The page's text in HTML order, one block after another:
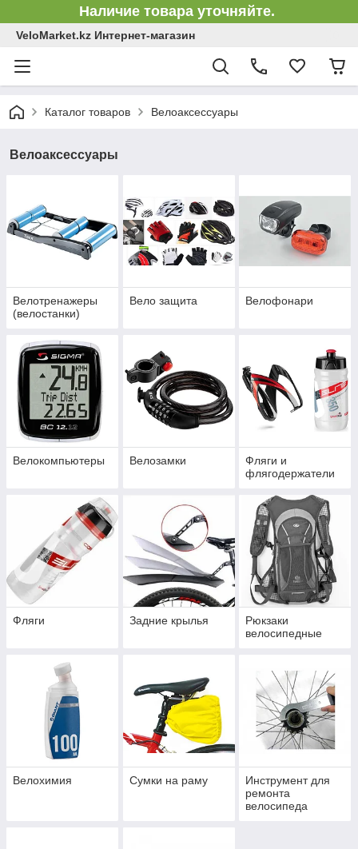
Наличие товара уточняйте.
VeloMarket.kz Интернет-магазин
Каталог товаров Велоаксессуары
Велоаксессуары
Велотренажеры
(велостанки)
Вело защита Велофонари
Велокомпьютеры Велозамки
Фляги и
флягодержатели
Фляги Задние крылья
Рюкзаки
велосипедные
Велохимия Сумки на раму
Инструмент для
ремонта
велосипеда